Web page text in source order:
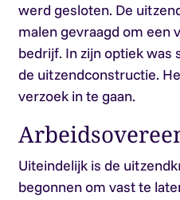
werd gesloten. De
malen gevraagd om een
bedrijf. In zijn optiek was
de uitzendconstructie.
verzoek in te gaan.
Uiteindelijk is de
begonnen om vast te